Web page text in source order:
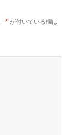
* が付いている欄は